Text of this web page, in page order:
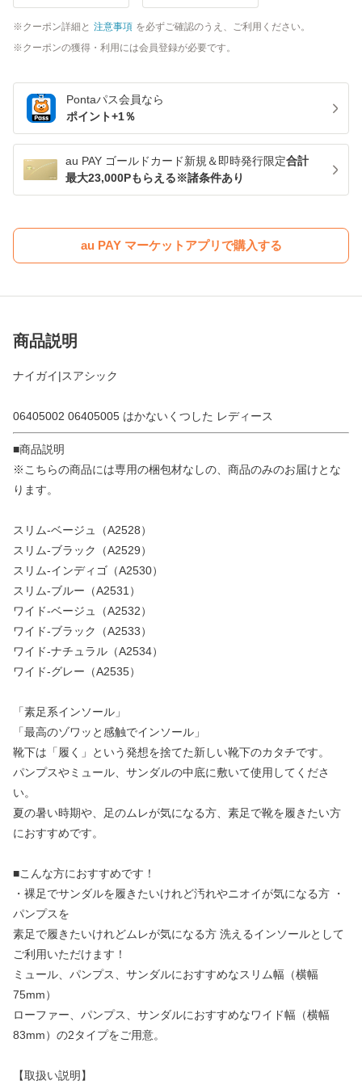
クーポン詳細と 注意事項 を必ずご確認のうえ、ご利用ください。
クーポンの獲得・利用には会員登録が必要です。
Pontaパス会員なら
ポイント+1％
au PAY ゴールドカード新規＆即時発行限定合計
最大23,000Pもらえる※諸条件あり
au PAY マーケットアプリで購入する
商品説明
ナイガイ|スアシック
06405002 06405005 はかないくつした レディース
■商品説明
※こちらの商品には専用の梱包材なしの、商品のみのお届けとな
ります。
スリム-ベージュ（A2528）
スリム-ブラック（A2529）
スリム-インディゴ（A2530）
スリム-ブルー（A2531）
ワイド-ベージュ（A2532）
ワイド-ブラック（A2533）
ワイド-ナチュラル（A2534）
ワイド-グレー（A2535）
「素足系インソール」
「最高のゾワッと感触でインソール」
靴下は「履く」という発想を捨てた新しい靴下のカタチです。
パンプスやミュール、サンダルの中底に敷いて使用してくださ
い。
夏の暑い時期や、足のムレが気になる方、素足で靴を履きたい方
におすすめです。
■こんな方におすすめです！
・裸足でサンダルを履きたいけれど汚れやニオイが気になる方 ・
パンプスを
素足で履きたいけれどムレが気になる方 洗えるインソールとして
ご利用いただけます！
ミュール、パンプス、サンダルにおすすめなスリム幅（横幅
75mm）
ローファー、パンプス、サンダルにおすすめなワイド幅（横幅
83mm）の2タイプをご用意。
【取扱い説明】